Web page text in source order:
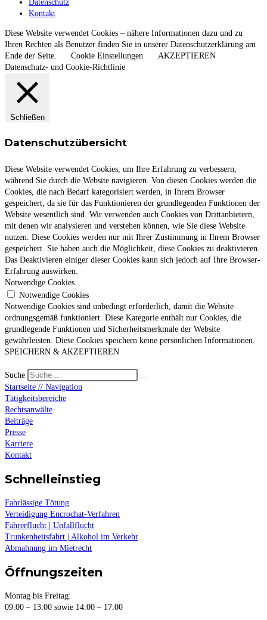
Datenschutz
Kontakt
Diese Website verwendet Cookies – nähere Informationen dazu und zu
Ihren Rechten als Benutzer finden Sie in unserer Datenschutzerklärung am
Ende der Seite.
Cookie Einstellungen
AKZEPTIEREN
Datenschutz- und Cookie-Richtlinie
Schließen
Datenschutzübersicht
Diese Website verwendet Cookies, um Ihre Erfahrung zu verbessern,
während Sie durch die Website navigieren. Von diesen Cookies werden die
Cookies, die nach Bedarf kategorisiert werden, in Ihrem Browser
gespeichert, da sie für das Funktionieren der grundlegenden Funktionen der
Website wesentlich sind. Wir verwenden auch Cookies von Drittanbietern,
mit denen wir analysieren und verstehen können, wie Sie diese Website
nutzen. Diese Cookies werden nur mit Ihrer Zustimmung in Ihrem Browser
gespeichert. Sie haben auch die Möglichkeit, diese Cookies zu deaktivieren.
Das Deaktivieren einiger dieser Cookies kann sich jedoch auf Ihre Browser-
Erfahrung auswirken.
Notwendige Cookies
Notwendige Cookies
Notwendige Cookies sind unbedingt erforderlich, damit die Website
ordnungsgemäß funktioniert. Diese Kategorie enthält nur Cookies, die
grundlegende Funktionen und Sicherheitsmerkmale der Website
gewährleisten. Diese Cookies speichern keine persönlichen Informationen.
SPEICHERN & AKZEPTIEREN
Suche
Startseite // Navigation
Tätigkeitsbereiche
Rechtsanwälte
Beiträge
Presse
Karriere
Kontakt
Schnelleinstieg
Fahrlässige Tötung
Verteidigung Encrochat-Verfahren
Fahrerflucht | Unfallflucht
Trunkenheitsfahrt | Alkohol im Verkehr
Abmahnung im Mietrecht
Öffnungszeiten
Montag bis Freitag:
09:00 – 13:00 sowie 14:00 – 17:00